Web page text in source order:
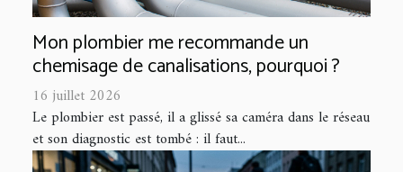
Mon plombier me recommande un
chemisage de canalisations, pourquoi ?
16 juillet 2026
Le plombier est passé, il a glissé sa caméra dans le réseau
et son diagnostic est tombé : il faut...